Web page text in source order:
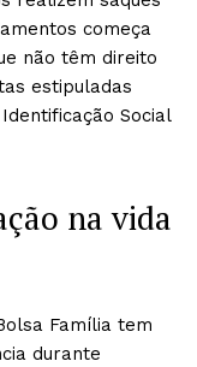
começa
não têm direito
estipuladas
Social
na vida
Família tem
durante